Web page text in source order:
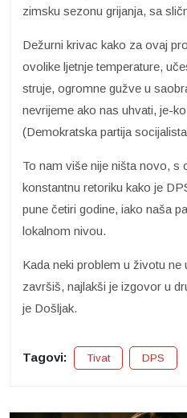
zimsku sezonu grijanja, sa
Dežurni krivac kako za ovaj
ovolike ljetnje temperature,
struje, ogromne gužve u
nevrijeme ako nas uhvati, je-
(Demokratska partija
To nam više nije ništa novo, s
konstantnu retoriku kako je
pune četiri godine, iako naša
lokalnom nivou.
Kada neki problem u životu ne
završiš, najlakši je izgovor u
je Došljak.
Tagovi: Tivat DPS